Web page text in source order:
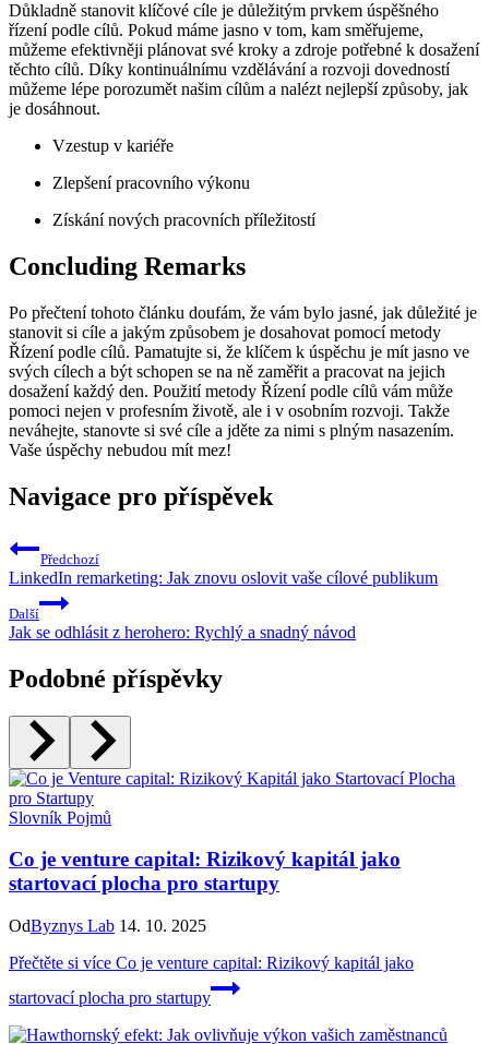
Důkladně stanovit klíčové cíle je důležitým prvkem úspěšného
řízení podle cílů. Pokud máme jasno v tom, kam směřujeme,
můžeme efektivněji plánovat své kroky a zdroje potřebné k dosažení
těchto cílů. Díky kontinuálnímu vzdělávání a rozvoji dovedností
můžeme lépe porozumět našim cílům a nalézt nejlepší způsoby, jak
je dosáhnout.
Vzestup v kariéře
Zlepšení pracovního výkonu
Získání nových pracovních příležitostí
Concluding Remarks
Po přečtení tohoto článku doufám, že vám bylo jasné, jak důležité je
stanovit si cíle a jakým způsobem je dosahovat pomocí metody
Řízení podle cílů. Pamatujte si, že klíčem k úspěchu je mít jasno ve
svých cílech a být schopen se na ně zaměřit a pracovat na jejich
dosažení každý den. Použití metody Řízení podle cílů vám může
pomoci nejen v profesním životě, ale i v osobním rozvoji. Takže
neváhejte, stanovte si své cíle a jděte za nimi s plným nasazením.
Vaše úspěchy nebudou mít mez!
Navigace pro příspěvek
Předchozí
LinkedIn remarketing: Jak znovu oslovit vaše cílové publikum
Další
Jak se odhlásit z herohero: Rychlý a snadný návod
Podobné příspěvky
Slovník Pojmů
Co je venture capital: Rizikový kapitál jako
startovací plocha pro startupy
OdByznys Lab 14. 10. 2025
Přečtěte si více Co je venture capital: Rizikový kapitál jako
startovací plocha pro startupy